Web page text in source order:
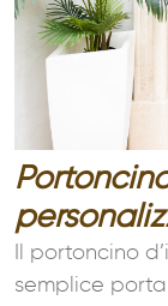
Il portoncino
semplice